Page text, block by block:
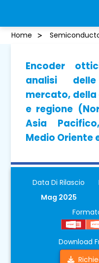
Home
Encoder
analisi
mercato,
e regione
Asia
Medio Oriente
Data Di Rilascio
Mag 2025
Download